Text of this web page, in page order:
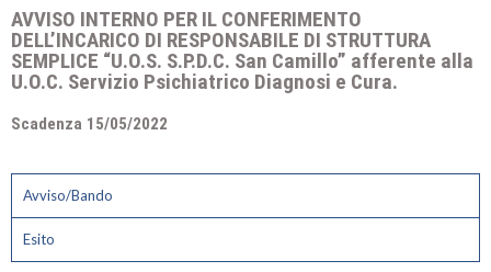
AVVISO INTERNO PER IL CONFERIMENTO
DELL’INCARICO DI RESPONSABILE DI STRUTTURA
SEMPLICE “U.O.S. S.P.D.C. San Camillo” afferente alla
U.O.C. Servizio Psichiatrico Diagnosi e Cura.
Scadenza 15/05/2022
Avviso/Bando
Esito